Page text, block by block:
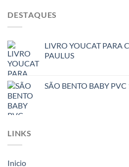
DESTAQUES
LIVRO YOUCAT PARA
PAULUS
SÃO BENTO BABY
LINKS
Inicio